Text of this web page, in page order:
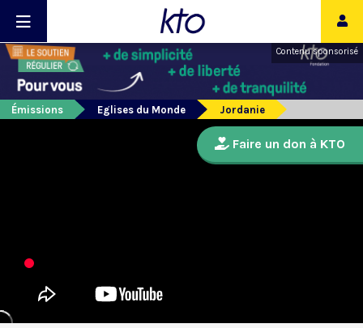
Contenu sponsorisé
Émissions Eglises du Monde Jordanie
Faire un don à KTO